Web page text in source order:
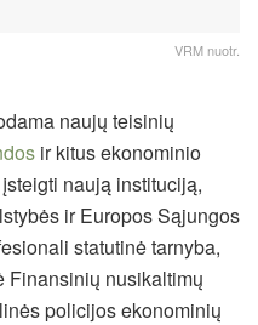
VRM nuotr.
naujų teisinių
ir kitus ekonominio
naują instituciją,
ir Europos Sąjungos
statutinė tarnyba,
Finansinių nusikaltimų
policijos ekonominių